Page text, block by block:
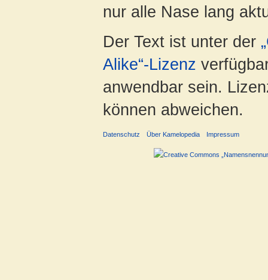
nur alle Nase lang
Der Text ist unter der
Alike“-Lizenz
anwendbar sein.
können abweichen.
Datenschutz Über Kamelopedia Impressum